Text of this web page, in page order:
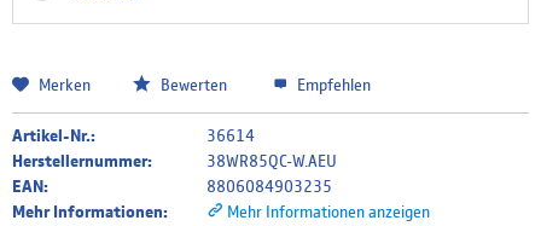
60 Monate 4.99 % 20,01 € 1.200,57 €
beachten Sie, dass die hier angegebenen Beträge und Zinssätze nicht bindend sind. Die finalen
Ihrer Bestellung angezeigt bekommen.
Merken Bewerten Empfehlen
Artikel-Nr.:
36614
Herstellernummer:
38WR85QC-W.AEU
EAN:
8806084903235
Mehr Informationen:
Mehr Informationen anzeigen